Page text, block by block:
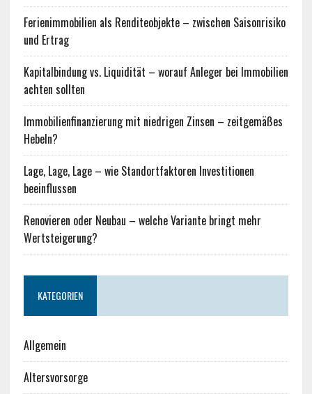
Ferienimmobilien als Renditeobjekte – zwischen Saisonrisiko
und Ertrag
Kapitalbindung vs. Liquidität – worauf Anleger bei Immobilien
achten sollten
Immobilienfinanzierung mit niedrigen Zinsen – zeitgemäßes
Hebeln?
Lage, Lage, Lage – wie Standortfaktoren Investitionen
beeinflussen
Renovieren oder Neubau – welche Variante bringt mehr
Wertsteigerung?
KATEGORIEN
Allgemein
Altersvorsorge